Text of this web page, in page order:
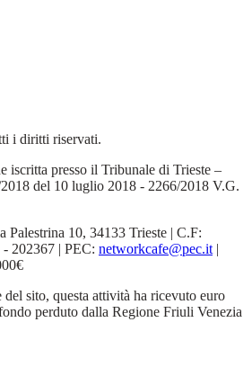
i diritti riservati.
iscritta presso il Tribunale di Trieste –
del 10 luglio 2018 - 2266/2018 V.G.
10, 34133 Trieste | C.F:
202367 | PEC: networkcafe@pec.it |
sito, questa attività ha ricevuto euro
perduto dalla Regione Friuli Venezia